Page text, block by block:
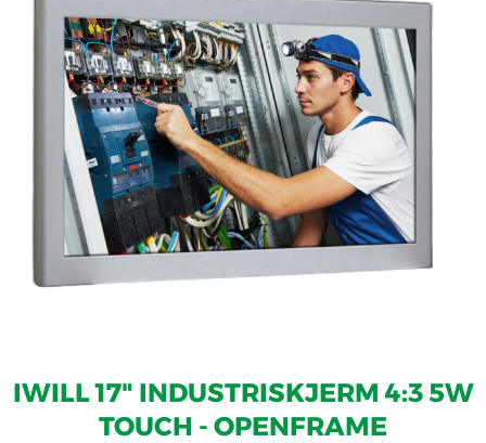
IWILL 17" INDUSTRISKJERM 4:3 5W
TOUCH - OPENFRAME